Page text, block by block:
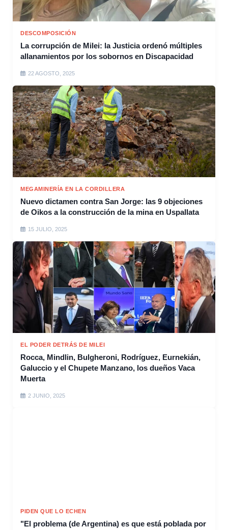
DESCOMPOSICIÓN
La corrupción de Milei: la Justicia ordenó múltiples
allanamientos por los sobornos en Discapacidad
22 AGOSTO, 2025
MEGAMINERÍA EN LA CORDILLERA
Nuevo dictamen contra San Jorge: las 9 objeciones
de Oikos a la construcción de la mina en Uspallata
15 JULIO, 2025
EL PODER DETRÁS DE MILEI
Rocca, Mindlin, Bulgheroni, Rodríguez, Eurnekián,
Galuccio y el Chupete Manzano, los dueños Vaca
Muerta
2 JUNIO, 2025
PIDEN QUE LO ECHEN
"El problema (de Argentina) es que está poblada por